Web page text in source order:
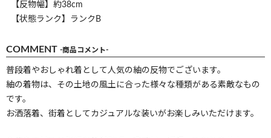
【反物幅】約38cm
【状態ランク】ランクB
COMMENT -商品コメント-
普段着やおしゃれ着として人気の紬の反物でございます。
紬の着物は、その土地の風土に合った様々な種類がある素敵なもの
です。
お洒落着、街着としてカジュアルな装いがお楽しみいただけます。